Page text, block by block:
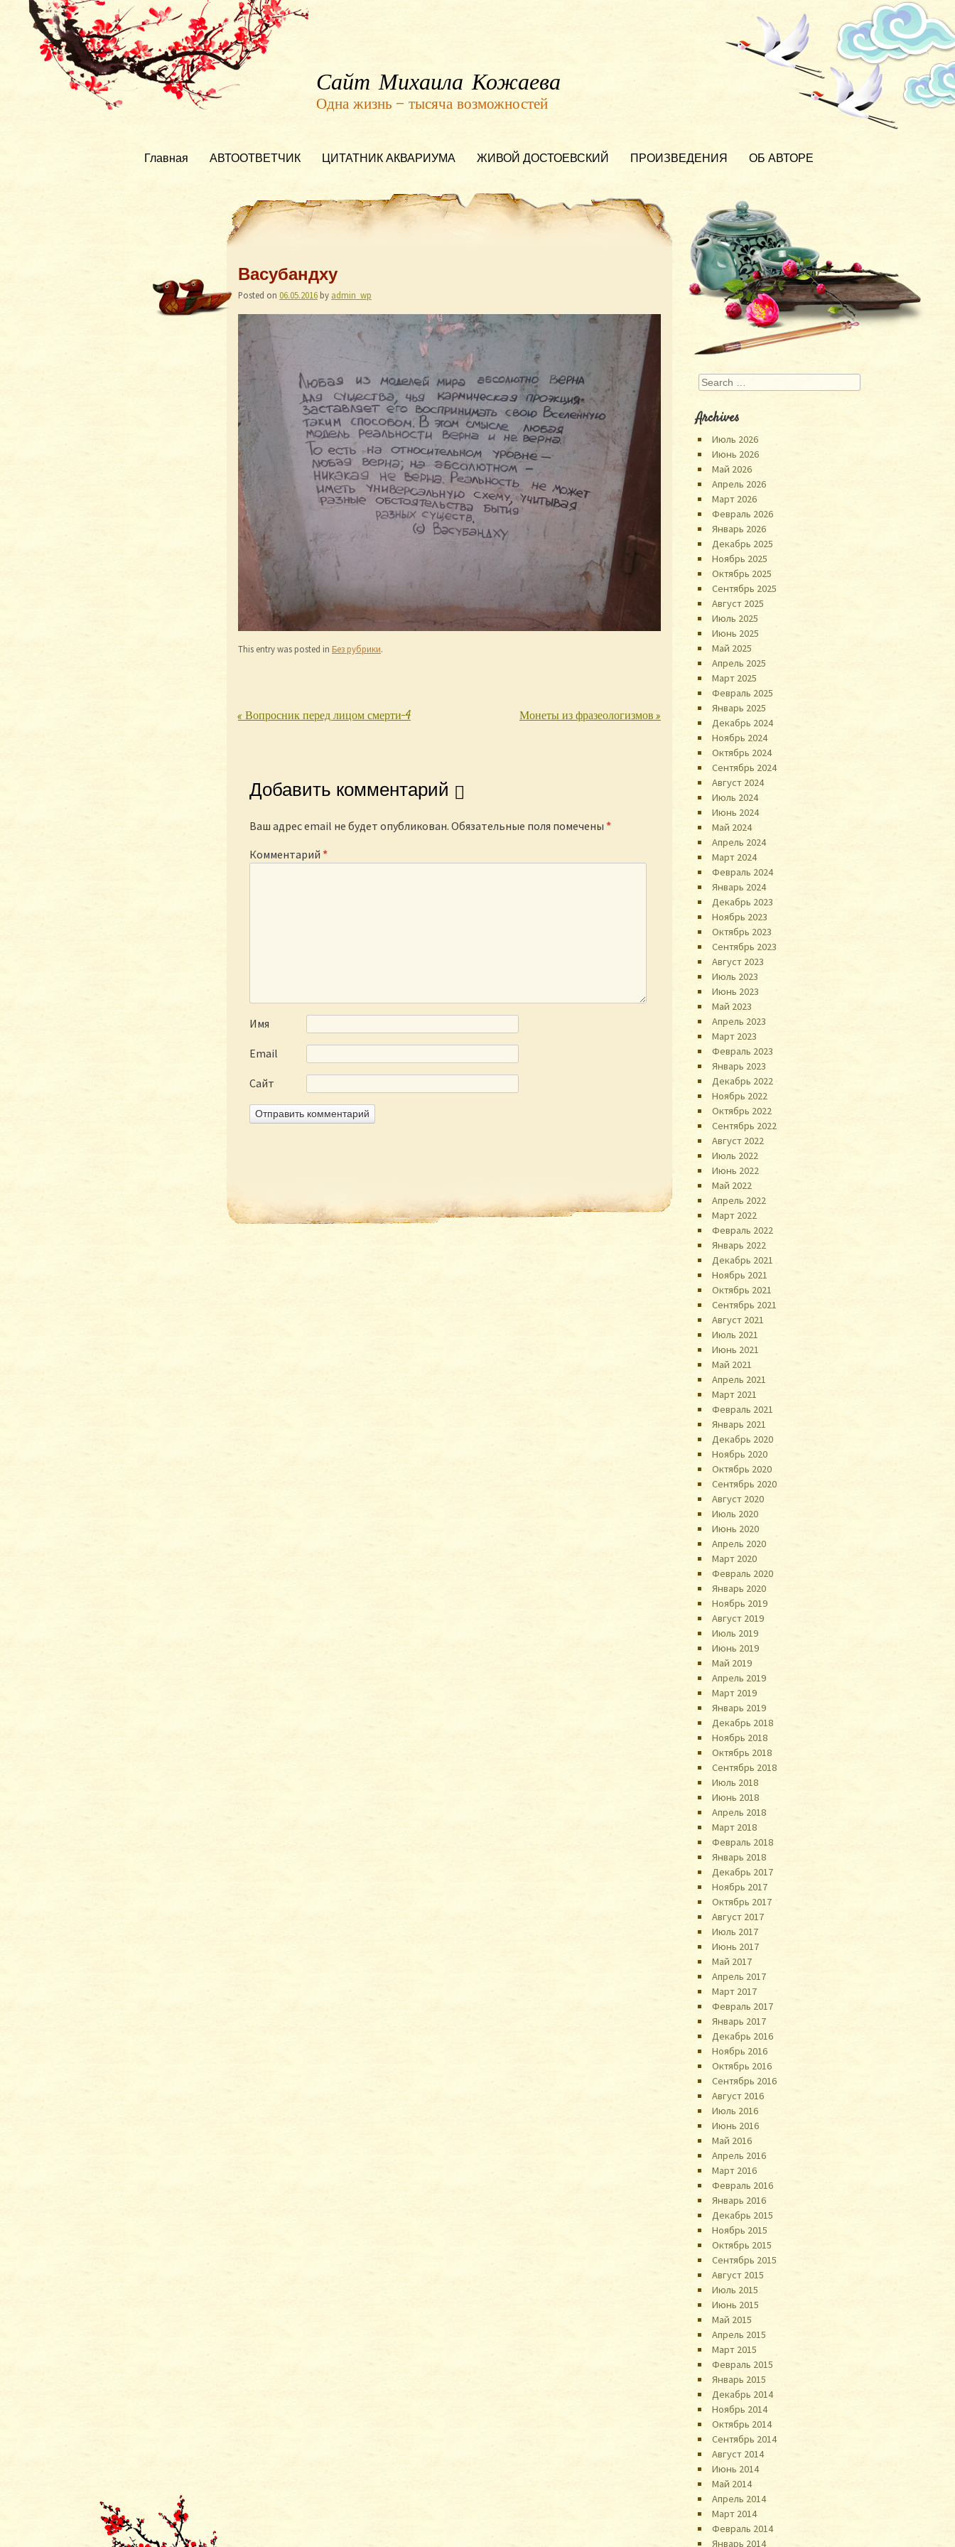
Сайт Михаила Кожаева
Одна жизнь — тысяча возможностей
Главная АВТООТВЕТЧИК ЦИТАТНИК АКВАРИУМА ЖИВОЙ ДОСТОЕВСКИЙ ПРОИЗВЕДЕНИЯ ОБ АВТОРЕ
Васубандху
Posted on 06.05.2016 by admin_wp
This entry was posted in Без рубрики.
Post navigation
«Вопросник перед лицом смерти-4 Монеты из фразеологизмов»
Добавить комментарий
Ваш адрес email не будет опубликован. Обязательные поля помечены *
Комментарий *
Имя
Email
Сайт
Search
Archives
Июль 2026
Июнь 2026
Май 2026
Апрель 2026
Март 2026
Февраль 2026
Январь 2026
Декабрь 2025
Ноябрь 2025
Октябрь 2025
Сентябрь 2025
Август 2025
Июль 2025
Июнь 2025
Май 2025
Апрель 2025
Март 2025
Февраль 2025
Январь 2025
Декабрь 2024
Ноябрь 2024
Октябрь 2024
Сентябрь 2024
Август 2024
Июль 2024
Июнь 2024
Май 2024
Апрель 2024
Март 2024
Февраль 2024
Январь 2024
Декабрь 2023
Ноябрь 2023
Октябрь 2023
Сентябрь 2023
Август 2023
Июль 2023
Июнь 2023
Май 2023
Апрель 2023
Март 2023
Февраль 2023
Январь 2023
Декабрь 2022
Ноябрь 2022
Октябрь 2022
Сентябрь 2022
Август 2022
Июль 2022
Июнь 2022
Май 2022
Апрель 2022
Март 2022
Февраль 2022
Январь 2022
Декабрь 2021
Ноябрь 2021
Октябрь 2021
Сентябрь 2021
Август 2021
Июль 2021
Июнь 2021
Май 2021
Апрель 2021
Март 2021
Февраль 2021
Январь 2021
Декабрь 2020
Ноябрь 2020
Октябрь 2020
Сентябрь 2020
Август 2020
Июль 2020
Июнь 2020
Апрель 2020
Март 2020
Февраль 2020
Январь 2020
Ноябрь 2019
Август 2019
Июль 2019
Июнь 2019
Май 2019
Апрель 2019
Март 2019
Январь 2019
Декабрь 2018
Ноябрь 2018
Октябрь 2018
Сентябрь 2018
Июль 2018
Июнь 2018
Апрель 2018
Март 2018
Февраль 2018
Январь 2018
Декабрь 2017
Ноябрь 2017
Октябрь 2017
Август 2017
Июль 2017
Июнь 2017
Май 2017
Апрель 2017
Март 2017
Февраль 2017
Январь 2017
Декабрь 2016
Ноябрь 2016
Октябрь 2016
Сентябрь 2016
Август 2016
Июль 2016
Июнь 2016
Май 2016
Апрель 2016
Март 2016
Февраль 2016
Январь 2016
Декабрь 2015
Ноябрь 2015
Октябрь 2015
Сентябрь 2015
Август 2015
Июль 2015
Июнь 2015
Май 2015
Апрель 2015
Март 2015
Февраль 2015
Январь 2015
Декабрь 2014
Ноябрь 2014
Октябрь 2014
Сентябрь 2014
Август 2014
Июнь 2014
Май 2014
Апрель 2014
Март 2014
Февраль 2014
Январь 2014